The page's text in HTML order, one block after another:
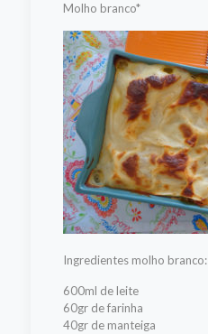
Molho branco*
Ingredientes molho branco:
600ml de leite
60gr de farinha
40gr de manteiga